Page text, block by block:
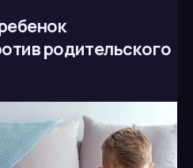
родительского